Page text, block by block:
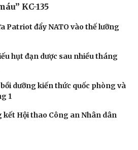
KC-135
Patriot đẩy NATO vào thế lưỡng
hụt đạn dược sau nhiều tháng
dưỡng kiến thức quốc phòng và
1
kết Hội thao Công an Nhân dân